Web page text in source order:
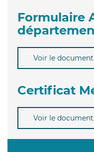
Formulaire
Voir le document
Certificat
Voir le document